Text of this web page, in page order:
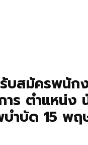
บสมัครพนัก
าร ตำแหน่ง
ำบัด 15 พฤ